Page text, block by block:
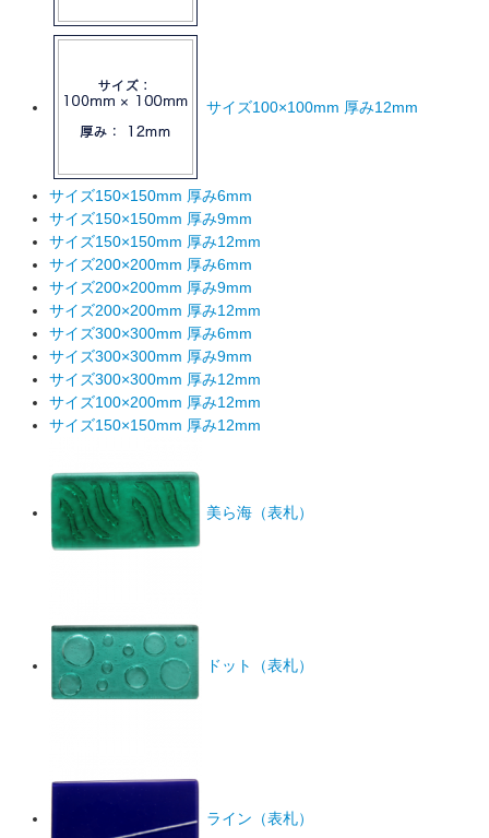
サイズ100×100mm 厚み12mm
サイズ150×150mm 厚み6mm
サイズ150×150mm 厚み9mm
サイズ150×150mm 厚み12mm
サイズ200×200mm 厚み6mm
サイズ200×200mm 厚み9mm
サイズ200×200mm 厚み12mm
サイズ300×300mm 厚み6mm
サイズ300×300mm 厚み9mm
サイズ300×300mm 厚み12mm
サイズ100×200mm 厚み12mm
サイズ150×150mm 厚み12mm
美ら海（表札）
ドット（表札）
ライン（表札）